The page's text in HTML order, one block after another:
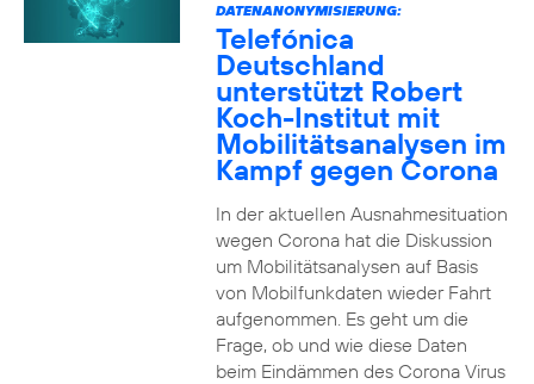
DATENANONYMISIERUNG:
Telefónica
Deutschland
unterstützt Robert
Koch-Institut mit
Mobilitätsanalysen im
Kampf gegen Corona
In der aktuellen Ausnahmesituation
wegen Corona hat die Diskussion
um Mobilitätsanalysen auf Basis
von Mobilfunkdaten wieder Fahrt
aufgenommen. Es geht um die
Frage, ob und wie diese Daten
beim Eindämmen des Corona Virus